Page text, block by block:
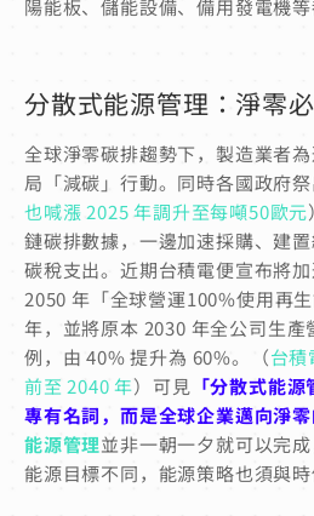
陽能板、儲能設備、備用發電機等
分散式能源管理：淨零
全球淨零碳排趨勢下，製造業者
局「減碳」行動。同時各國政府
也喊漲 2025 年調升至每噸50歐元
鏈碳排數據，一邊加速採購、建
碳稅支出。 近期台積電便宣布將
2050 年「全球營運100%使用再
年，並將原本 2030 年全公司生
例，由 40% 提升為 60%。（台積
前至 2040 年） 可見 「分散式能源
專有名詞，而是全球企業邁向淨零
能源管理並非一朝一夕就可以完
能源目標不同，能源策略也須與時